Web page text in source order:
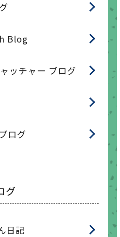
Blog
ッチャー ブログ
ログ
グ
日記